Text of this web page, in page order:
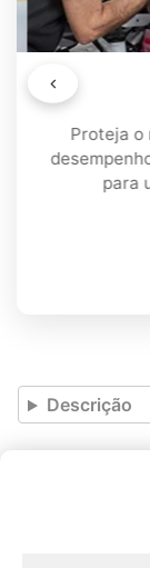
Proteja o
para
Descrição